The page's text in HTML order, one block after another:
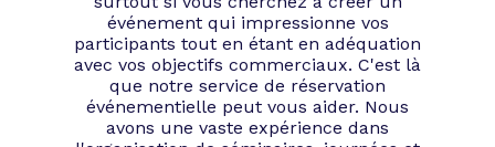
Après avoir bien défini les objectifs de
votre soirée, il est primordial de prendre
en compte une série de critères afin de
transformer votre événement en un show
mythique.
événement qui impressionne vos
participants tout en étant en adéquation
avec vos objectifs commerciaux. C'est là
que notre service de réservation
événementielle peut vous aider. Nous
avons une vaste expérience dans